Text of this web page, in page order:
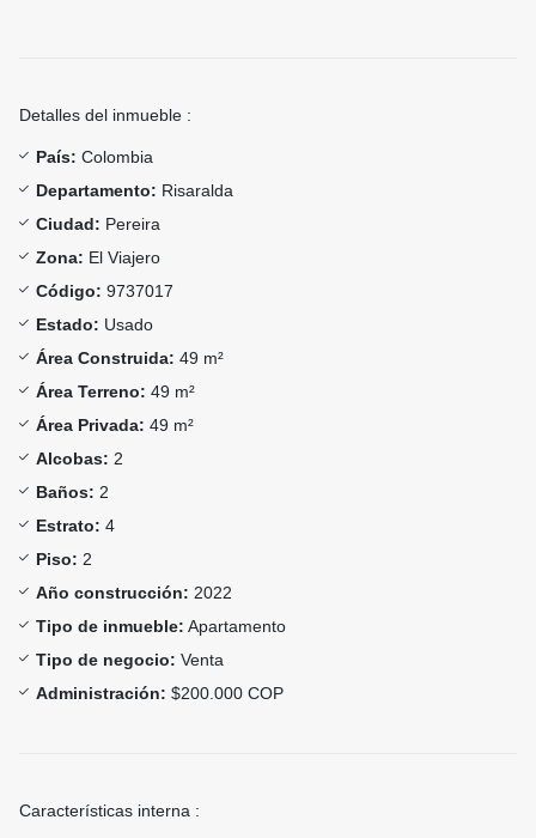
Detalles del inmueble :
País: Colombia
Departamento: Risaralda
Ciudad: Pereira
Zona: El Viajero
Código: 9737017
Estado: Usado
Área Construida: 49 m²
Área Terreno: 49 m²
Área Privada: 49 m²
Alcobas: 2
Baños: 2
Estrato: 4
Piso: 2
Año construcción: 2022
Tipo de inmueble: Apartamento
Tipo de negocio: Venta
Administración: $200.000 COP
Características interna :